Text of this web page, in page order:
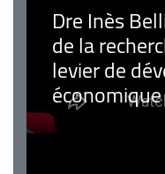
Dre Inès
de la
levier de